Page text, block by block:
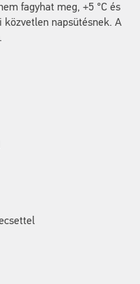
fagyhat meg, +5 °C és
közvetlen napsütésnek. A